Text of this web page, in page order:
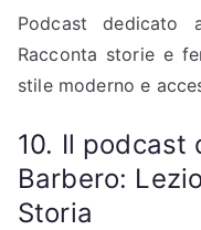
Podcast dedicato
Racconta storie e
stile moderno e
10. Il podcast
Barbero:
Storia